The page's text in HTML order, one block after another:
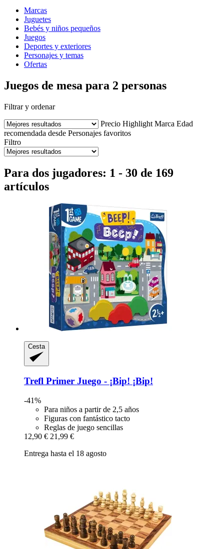
Marcas
Juguetes
Bebés y niños pequeños
Juegos
Deportes y exteriores
Personajes y temas
Ofertas
Juegos de mesa para 2 personas
Filtrar y ordenar
Precio Highlight Marca Edad
recomendada desde Personajes favoritos
Filtro
Para dos jugadores: 1 - 30 de 169
artículos
Cesta
Trefl Primer Juego -​ ¡Bip! ¡Bip!
-41%
Para niños a partir de 2,5 años
Figuras con fantástico tacto
Reglas de juego sencillas
12,90 € 21,99 €
Entrega hasta el 18 agosto